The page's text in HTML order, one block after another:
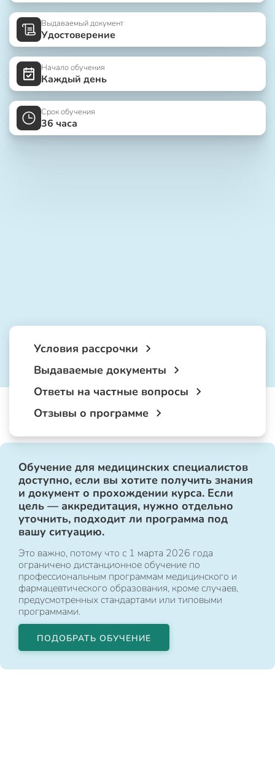
Выдаваемый документ
Удостоверение
Начало обучения
Каждый день
Срок обучения
36 часа
Условия рассрочки
Выдаваемые документы
Ответы на частные вопросы
Отзывы о программе
Обучение для медицинских специалистов
доступно, если вы хотите получить знания
и документ о прохождении курса. Если
цель — аккредитация, нужно отдельно
уточнить, подходит ли программа под
вашу ситуацию.
Это важно, потому что с 1 марта 2026 года
ограничено дистанционное обучение по
профессиональным программам медицинского и
фармацевтического образования, кроме случаев,
предусмотренных стандартами или типовыми
программами.
ПОДОБРАТЬ ОБУЧЕНИЕ